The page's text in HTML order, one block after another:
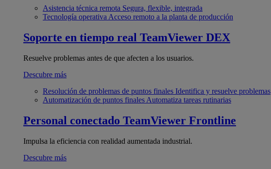
Asistencia técnica remota Segura, flexible, integrada
Tecnología operativa Acceso remoto a la planta de producción
Soporte en tiempo real TeamViewer DEX
Resuelve problemas antes de que afecten a los usuarios.
Descubre más
Resolución de problemas de puntos finales Identifica y resuelve problemas
Automatización de puntos finales Automatiza tareas rutinarias
Personal conectado TeamViewer Frontline
Impulsa la eficiencia con realidad aumentada industrial.
Descubre más